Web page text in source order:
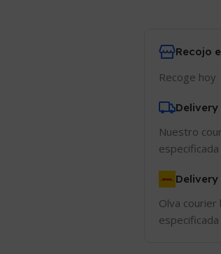
Recojo
Recoge hoy
Nuestro
especificada
Olva courier
especificada